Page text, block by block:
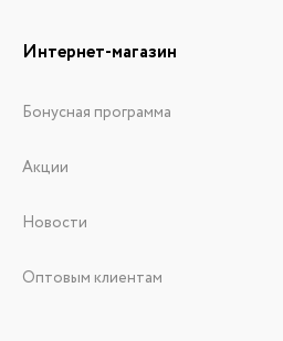
Интернет-магазин
Бонусная программа
Акции
Новости
Оптовым клиентам